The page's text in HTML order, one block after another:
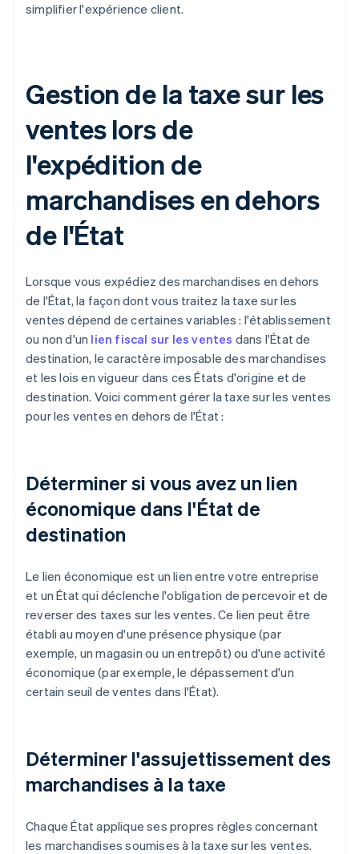
simplifier l'expérience client.
Gestion de la taxe sur les
ventes lors de
l'expédition de
marchandises en dehors
de l'État
Lorsque vous expédiez des marchandises en dehors
de l'État, la façon dont vous traitez la taxe sur les
ventes dépend de certaines variables : l'établissement
ou non d'un lien fiscal sur les ventes dans l'État de
destination, le caractère imposable des marchandises
et les lois en vigueur dans ces États d'origine et de
destination. Voici comment gérer la taxe sur les ventes
pour les ventes en dehors de l'État :
Déterminer si vous avez un lien
économique dans l'État de
destination
Le lien économique est un lien entre votre entreprise
et un État qui déclenche l'obligation de percevoir et de
reverser des taxes sur les ventes. Ce lien peut être
établi au moyen d'une présence physique (par
exemple, un magasin ou un entrepôt) ou d'une activité
économique (par exemple, le dépassement d'un
certain seuil de ventes dans l'État).
Déterminer l'assujettissement des
marchandises à la taxe
Chaque État applique ses propres règles concernant
les marchandises soumises à la taxe sur les ventes.